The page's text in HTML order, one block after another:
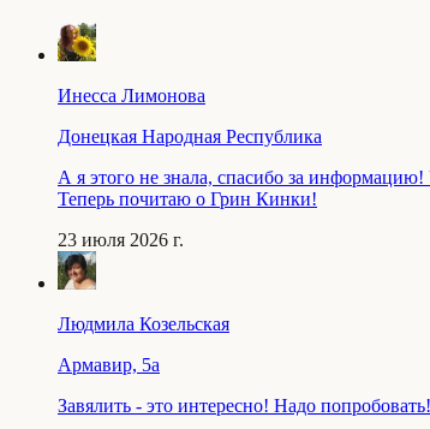
Инесса Лимонова
Донецкая Народная Республика
А я этого не знала, спасибо за
Теперь почитаю о Грин Кинки!
23 июля 2026 г.
Людмила Козельская
Армавир, 5a
Завялить - это интересно! Надо попробовать!